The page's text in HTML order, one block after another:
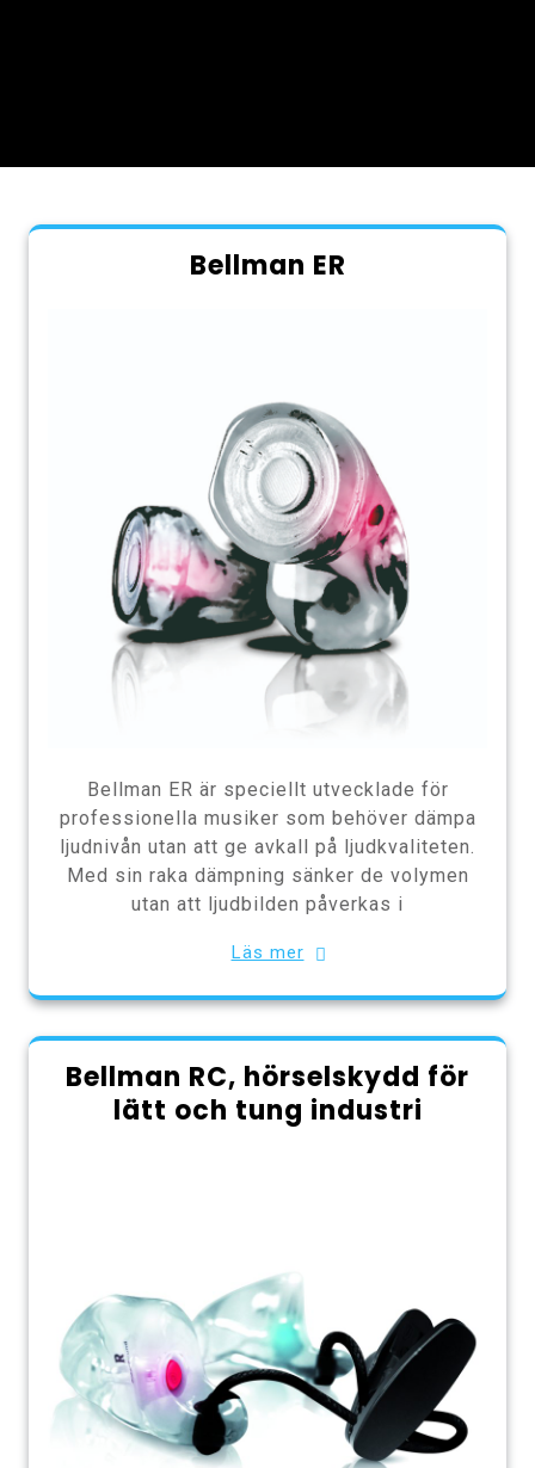
Bellman ER
Bellman ER är speciellt utvecklade för
professionella musiker som behöver dämpa
ljudnivån utan att ge avkall på ljudkvaliteten.
Med sin raka dämpning sänker de volymen
utan att ljudbilden påverkas i
Läs mer
Bellman RC, hörselskydd för
lätt och tung industri